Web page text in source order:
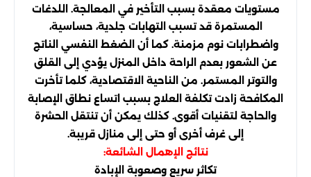
مستويات معقدة بسبب التأخير في المعالجة. اللدغات
المستمرة قد تسبب التهابات جلدية، حساسية،
واضطرابات نوم مزمنة. كما أن الضغط النفسي الناتج
عن الشعور بعدم الراحة داخل المنزل يؤدي إلى القلق
والتوتر المستمر. من الناحية الاقتصادية، كلما تأخرت
المكافحة زادت تكلفة العلاج بسبب اتساع نطاق الإصابة
والحاجة لتقنيات أقوى. كذلك يمكن أن تنتقل الحشرة
إلى غرف أخرى أو حتى إلى منازل قريبة.
نتائج الإهمال الشائعة:
تكاثر سريع وصعوبة الإبادة